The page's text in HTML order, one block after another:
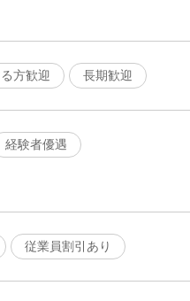
方歓迎 長期歓迎
経験者優遇
従業員割引あり